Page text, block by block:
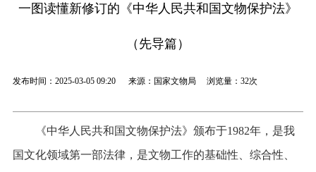
一图读懂新修订的《中华人民共和国文物保护法》
（先导篇）
发布时间：2025-03-05 09:20 来源：国家文物局 浏览量： 32次
《中华人民共和国文物保护法》颁布于1982年，是我
国文化领域第一部法律，是文物工作的基础性、综合性、